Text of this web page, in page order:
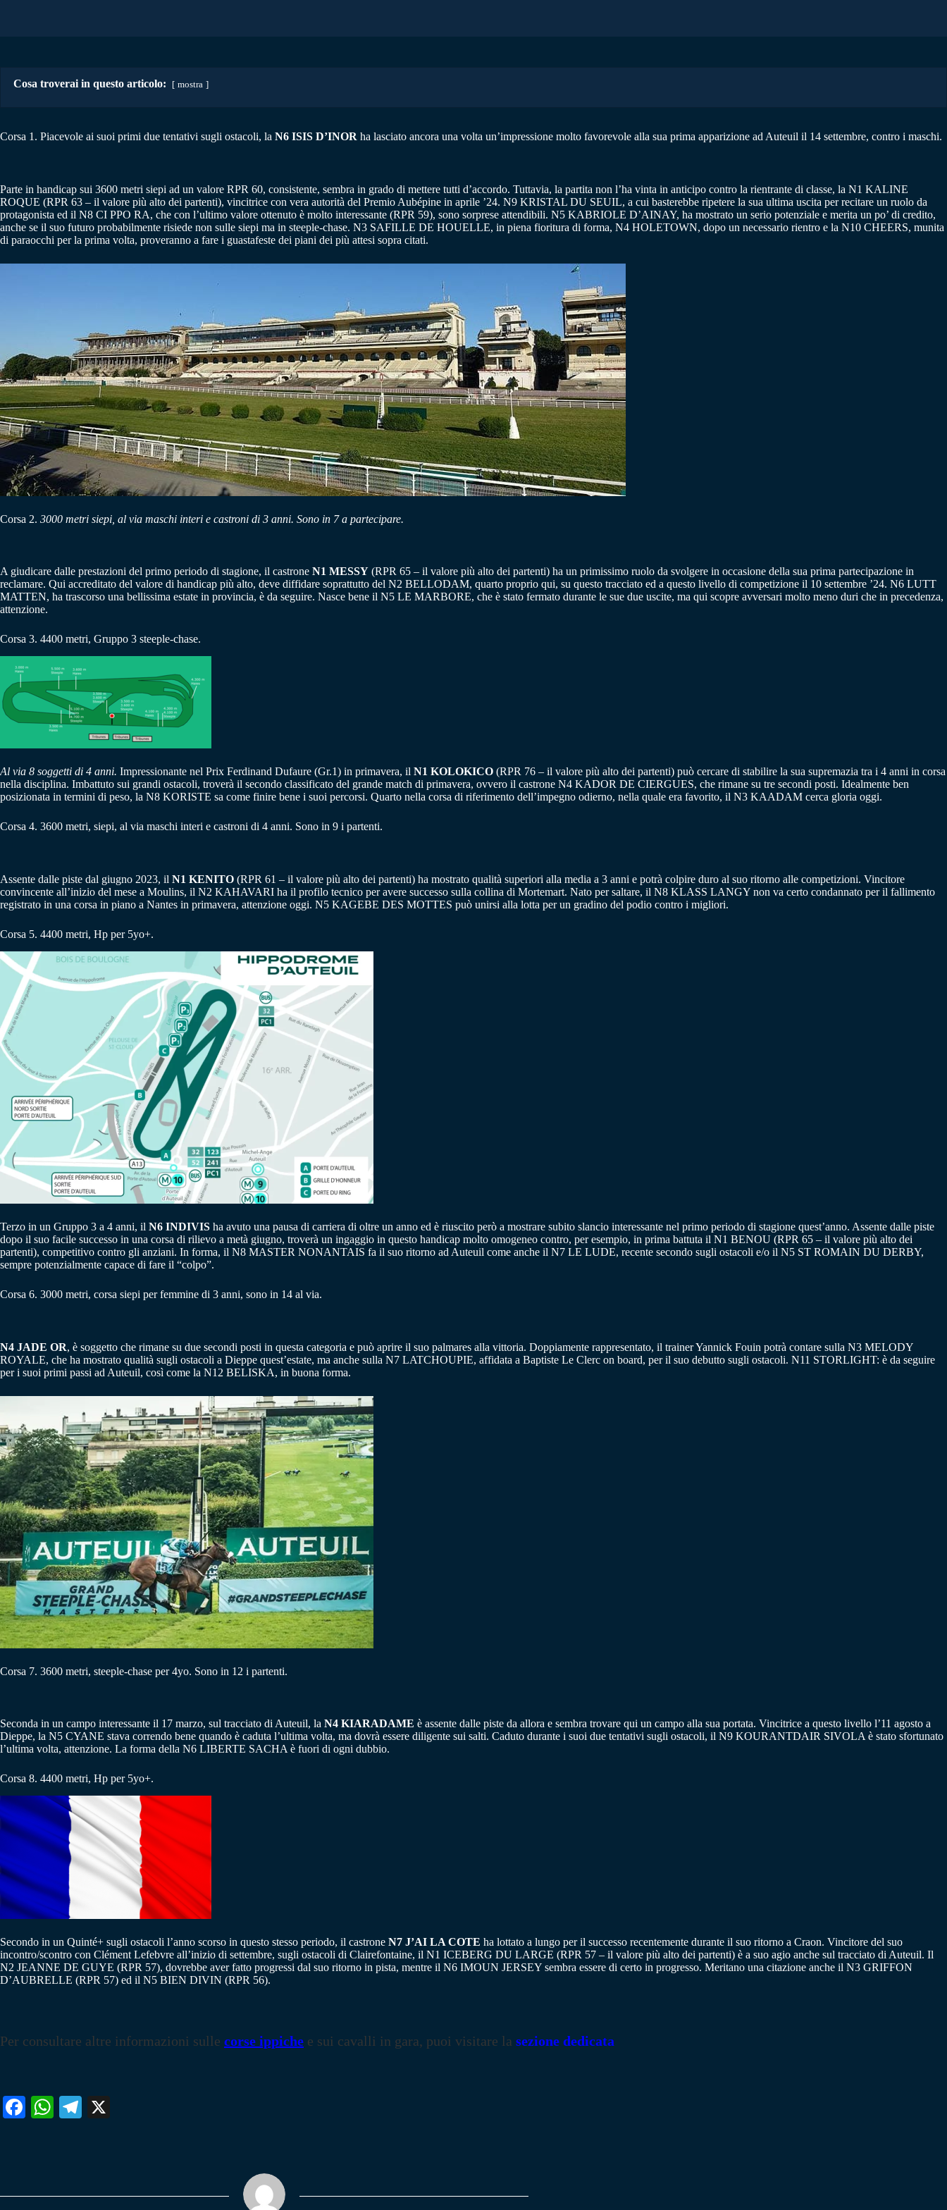
Cosa troverai in questo articolo: mostra
Corsa 1. Piacevole ai suoi primi due tentativi sugli ostacoli, la N6 ISIS D’INOR ha lasciato ancora una volta un’impressione molto favorevole alla sua prima apparizione ad Auteuil il 14 settembre, contro i maschi.
Parte in handicap sui 3600 metri siepi ad un valore RPR 60, consistente, sembra in grado di mettere tutti d’accordo. Tuttavia, la partita non l’ha vinta in anticipo contro la rientrante di classe, la N1 KALINE
ROQUE (RPR 63 – il valore più alto dei partenti), vincitrice con vera autorità del Premio Aubépine in aprile ’24. N9 KRISTAL DU SEUIL, a cui basterebbe ripetere la sua ultima uscita per recitare un ruolo da
protagonista ed il N8 CI PPO RA, che con l’ultimo valore ottenuto è molto interessante (RPR 59), sono sorprese attendibili. N5 KABRIOLE D’AINAY, ha mostrato un serio potenziale e merita un po’ di credito,
anche se il suo futuro probabilmente risiede non sulle siepi ma in steeple-chase. N3 SAFILLE DE HOUELLE, in piena fioritura di forma, N4 HOLETOWN, dopo un necessario rientro e la N10 CHEERS, munita
di paraocchi per la prima volta, proveranno a fare i guastafeste dei piani dei più attesi sopra citati.
Corsa 2. 3000 metri siepi, al via maschi interi e castroni di 3 anni. Sono in 7 a partecipare.
A giudicare dalle prestazioni del primo periodo di stagione, il castrone N1 MESSY (RPR 65 – il valore più alto dei partenti) ha un primissimo ruolo da svolgere in occasione della sua prima partecipazione in
reclamare. Qui accreditato del valore di handicap più alto, deve diffidare soprattutto del N2 BELLODAM, quarto proprio qui, su questo tracciato ed a questo livello di competizione il 10 settembre ’24. N6 LUTT
MATTEN, ha trascorso una bellissima estate in provincia, è da seguire. Nasce bene il N5 LE MARBORE, che è stato fermato durante le sue due uscite, ma qui scopre avversari molto meno duri che in precedenza,
attenzione.
Corsa 3. 4400 metri, Gruppo 3 steeple-chase.
Al via 8 soggetti di 4 anni. Impressionante nel Prix Ferdinand Dufaure (Gr.1) in primavera, il N1 KOLOKICO (RPR 76 – il valore più alto dei partenti) può cercare di stabilire la sua supremazia tra i 4 anni in corsa
nella disciplina. Imbattuto sui grandi ostacoli, troverà il secondo classificato del grande match di primavera, ovvero il castrone N4 KADOR DE CIERGUES, che rimane su tre secondi posti. Idealmente ben
posizionata in termini di peso, la N8 KORISTE sa come finire bene i suoi percorsi. Quarto nella corsa di riferimento dell’impegno odierno, nella quale era favorito, il N3 KAADAM cerca gloria oggi.
Corsa 4. 3600 metri, siepi, al via maschi interi e castroni di 4 anni. Sono in 9 i partenti.
Assente dalle piste dal giugno 2023, il N1 KENITO (RPR 61 – il valore più alto dei partenti) ha mostrato qualità superiori alla media a 3 anni e potrà colpire duro al suo ritorno alle competizioni. Vincitore
convincente all’inizio del mese a Moulins, il N2 KAHAVARI ha il profilo tecnico per avere successo sulla collina di Mortemart. Nato per saltare, il N8 KLASS LANGY non va certo condannato per il fallimento
registrato in una corsa in piano a Nantes in primavera, attenzione oggi. N5 KAGEBE DES MOTTES può unirsi alla lotta per un gradino del podio contro i migliori.
Corsa 5. 4400 metri, Hp per 5yo+.
Terzo in un Gruppo 3 a 4 anni, il N6 INDIVIS ha avuto una pausa di carriera di oltre un anno ed è riuscito però a mostrare subito slancio interessante nel primo periodo di stagione quest’anno. Assente dalle piste
dopo il suo facile successo in una corsa di rilievo a metà giugno, troverà un ingaggio in questo handicap molto omogeneo contro, per esempio, in prima battuta il N1 BENOU (RPR 65 – il valore più alto dei
partenti), competitivo contro gli anziani. In forma, il N8 MASTER NONANTAIS fa il suo ritorno ad Auteuil come anche il N7 LE LUDE, recente secondo sugli ostacoli e/o il N5 ST ROMAIN DU DERBY,
sempre potenzialmente capace di fare il “colpo”.
Corsa 6. 3000 metri, corsa siepi per femmine di 3 anni, sono in 14 al via.
N4 JADE OR, è soggetto che rimane su due secondi posti in questa categoria e può aprire il suo palmares alla vittoria. Doppiamente rappresentato, il trainer Yannick Fouin potrà contare sulla N3 MELODY
ROYALE, che ha mostrato qualità sugli ostacoli a Dieppe quest’estate, ma anche sulla N7 LATCHOUPIE, affidata a Baptiste Le Clerc on board, per il suo debutto sugli ostacoli. N11 STORLIGHT: è da seguire
per i suoi primi passi ad Auteuil, così come la N12 BELISKA, in buona forma.
Corsa 7. 3600 metri, steeple-chase per 4yo. Sono in 12 i partenti.
Seconda in un campo interessante il 17 marzo, sul tracciato di Auteuil, la N4 KIARADAME è assente dalle piste da allora e sembra trovare qui un campo alla sua portata. Vincitrice a questo livello l’11 agosto a
Dieppe, la N5 CYANE stava correndo bene quando è caduta l’ultima volta, ma dovrà essere diligente sui salti. Caduto durante i suoi due tentativi sugli ostacoli, il N9 KOURANTDAIR SIVOLA è stato sfortunato
l’ultima volta, attenzione. La forma della N6 LIBERTE SACHA è fuori di ogni dubbio.
Corsa 8. 4400 metri, Hp per 5yo+.
Secondo in un Quinté+ sugli ostacoli l’anno scorso in questo stesso periodo, il castrone N7 J’AI LA COTE ha lottato a lungo per il successo recentemente durante il suo ritorno a Craon. Vincitore del suo
incontro/scontro con Clément Lefebvre all’inizio di settembre, sugli ostacoli di Clairefontaine, il N1 ICEBERG DU LARGE (RPR 57 – il valore più alto dei partenti) è a suo agio anche sul tracciato di Auteuil. Il
N2 JEANNE DE GUYE (RPR 57), dovrebbe aver fatto progressi dal suo ritorno in pista, mentre il N6 IMOUN JERSEY sembra essere di certo in progresso. Meritano una citazione anche il N3 GRIFFON
D’AUBRELLE (RPR 57) ed il N5 BIEN DIVIN (RPR 56).
Per consultare altre informazioni sulle corse ippiche e sui cavalli in gara, puoi visitare la sezione dedicata
Fa W
pp
Te
m